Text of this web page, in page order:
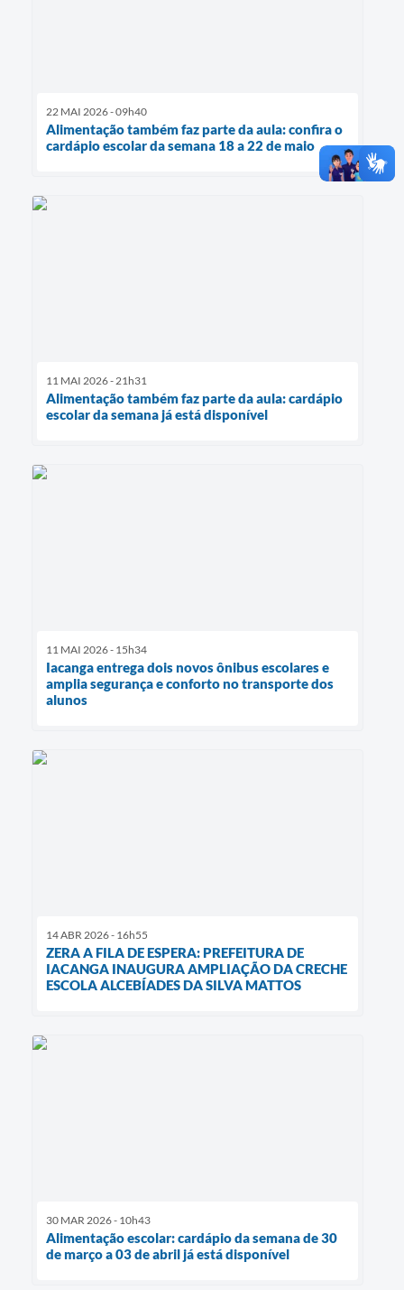
22 MAI 2026 - 09h40
Alimentação também faz parte da aula: confira o
cardápio escolar da semana 18 a 22 de maio
11 MAI 2026 - 21h31
Alimentação também faz parte da aula: cardápio
escolar da semana já está disponível
11 MAI 2026 - 15h34
Iacanga entrega dois novos ônibus escolares e
amplia segurança e conforto no transporte dos
alunos
14 ABR 2026 - 16h55
ZERA A FILA DE ESPERA: PREFEITURA DE
IACANGA INAUGURA AMPLIAÇÃO DA CRECHE
ESCOLA ALCEBÍADES DA SILVA MATTOS
30 MAR 2026 - 10h43
Alimentação escolar: cardápio da semana de 30
de março a 03 de abril já está disponível